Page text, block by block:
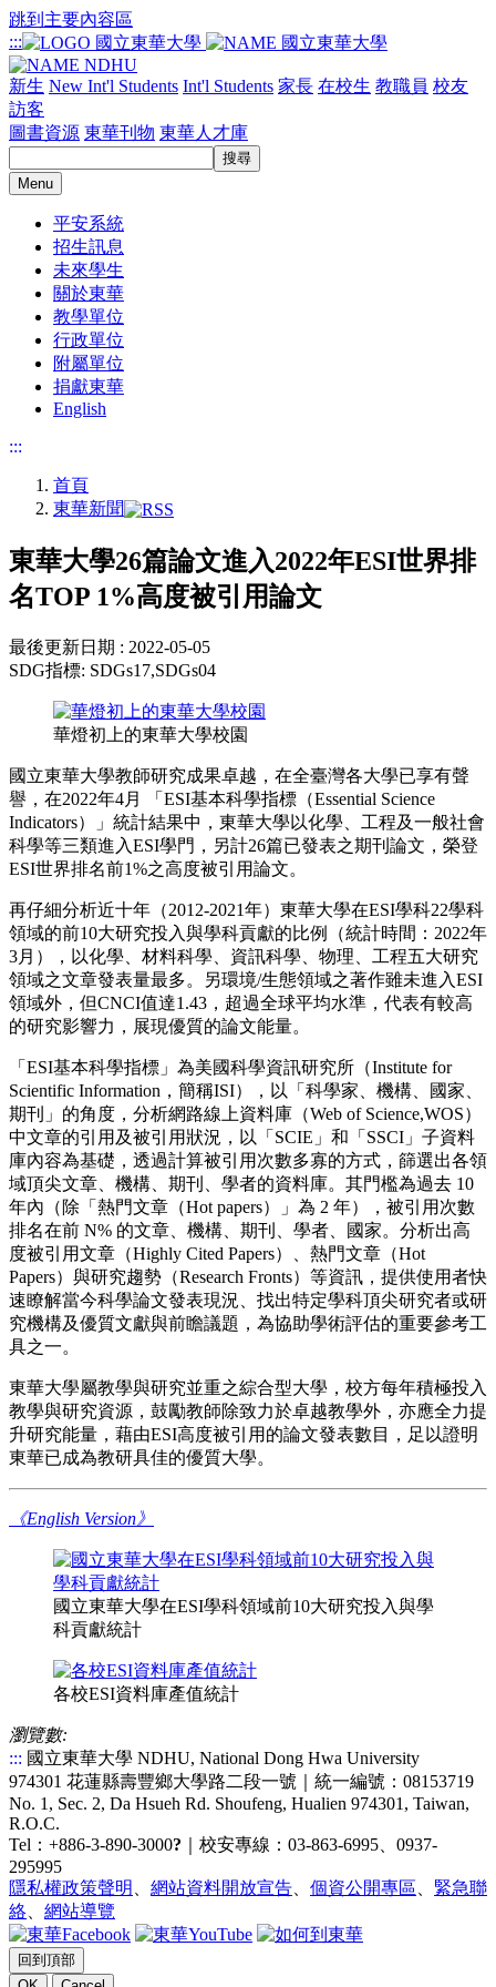
跳到主要內容區
:::
新生 New Int'l Students Int'l Students 家長 在校生 教職員 校友
訪客
圖書資源 東華刊物 東華人才庫
Menu
平安系統
招生訊息
未來學生
關於東華
教學單位
行政單位
附屬單位
捐獻東華
English
:::
首頁
東華新聞
東華大學26篇論文進入2022年ESI世界排
名TOP 1%高度被引用論文
最後更新日期 : 2022-05-05
SDG指標: SDGs17,SDGs04
華燈初上的東華大學校園
國立東華大學教師研究成果卓越，在全臺灣各大學已享有聲
譽，在2022年4月 「ESI基本科學指標（Essential Science
Indicators）」統計結果中，東華大學以化學、工程及一般社會
科學等三類進入ESI學門，另計26篇已發表之期刊論文，榮登
ESI世界排名前1%之高度被引用論文。
再仔細分析近十年（2012-2021年）東華大學在ESI學科22學科
領域的前10大研究投入與學科貢獻的比例（統計時間：2022年
3月），以化學、材料科學、資訊科學、物理、工程五大研究
領域之文章發表量最多。另環境/生態領域之著作雖未進入ESI
領域外，但CNCI值達1.43，超過全球平均水準，代表有較高
的研究影響力，展現優質的論文能量。
「ESI基本科學指標」為美國科學資訊研究所（Institute for
Scientific Information，簡稱ISI），以「科學家、機構、國家、
期刊」的角度，分析網路線上資料庫（Web of Science,WOS）
中文章的引用及被引用狀況，以「SCIE」和「SSCI」子資料
庫內容為基礎，透過計算被引用次數多寡的方式，篩選出各領
域頂尖文章、機構、期刊、學者的資料庫。其門檻為過去 10
年內（除「熱門文章（Hot papers）」為 2 年），被引用次數
排名在前 N% 的文章、機構、期刊、學者、國家。分析出高
度被引用文章（Highly Cited Papers）、熱門文章（Hot
Papers）與研究趨勢（Research Fronts）等資訊，提供使用者快
速瞭解當今科學論文發表現況、找出特定學科頂尖研究者或研
究機構及優質文獻與前瞻議題，為協助學術評估的重要參考工
具之一。
東華大學屬教學與研究並重之綜合型大學，校方每年積極投入
教學與研究資源，鼓勵教師除致力於卓越教學外，亦應全力提
升研究能量，藉由ESI高度被引用的論文發表數目，足以證明
東華已成為教研具佳的優質大學。
《English Version》
國立東華大學在ESI學科領域前10大研究投入與學
科貢獻統計
各校ESI資料庫產值統計
瀏覽數:
::: 國立東華大學 NDHU, National Dong Hwa University
974301 花蓮縣壽豐鄉大學路二段一號｜統一編號：08153719
No. 1, Sec. 2, Da Hsueh Rd. Shoufeng, Hualien 974301, Taiwan,
R.O.C.
Tel：+886-3-890-3000? ｜校安專線：03-863-6995、0937-
295995
隱私權政策聲明
網站資料開放宣告 個資公開專區
緊急聯
絡
網站導覽
回到頂部